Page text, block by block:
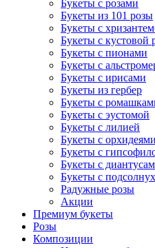
Букеты с розами
Букеты из 101 розы
Букеты с
Букеты с кустовой
Букеты с пионами
Букеты с
Букеты с ирисами
Букеты из гербер
Букеты с
Букеты с эустомой
Букеты с лилией
Букеты с орхидеями
Букеты с
Букеты с
Букеты с
Радужные розы
Акции
Премиум букеты
Розы
Композиции